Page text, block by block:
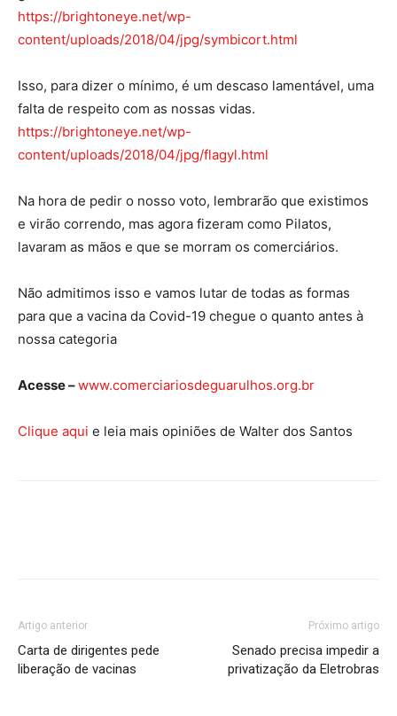
https://brightoneye.net/wp-
content/uploads/2018/04/jpg/symbicort.html
Isso, para dizer o mínimo, é um descaso lamentável, uma
falta de respeito com as nossas vidas.
https://brightoneye.net/wp-
content/uploads/2018/04/jpg/flagyl.html
Na hora de pedir o nosso voto, lembrarão que existimos
e virão correndo, mas agora fizeram como Pilatos,
lavaram as mãos e que se morram os comerciários.
Não admitimos isso e vamos lutar de todas as formas
para que a vacina da Covid-19 chegue o quanto antes à
nossa categoria
Acesse –www.comerciariosdeguarulhos.org.br
Clique aqui e leia mais opiniões de Walter dos Santos
Artigo anterior
Carta de dirigentes pede
liberação de vacinas
Próximo artigo
Senado precisa impedir a
privatização da Eletrobras